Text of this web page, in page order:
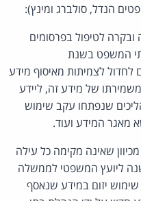
הנדל, סולברג ומינץ):
ובקרה לטיפול בפרסומים
המשפט בשנת
לחדול לצמיתות מאיסוף מידע
של מידע זה, ליידע
שנפתחו עקב שימוש
מאגר המידע ועוד.
שאינה מקימה כל עילה
ליועץ המשפטי לממשלה
שימוש יזום במידע שנאסף